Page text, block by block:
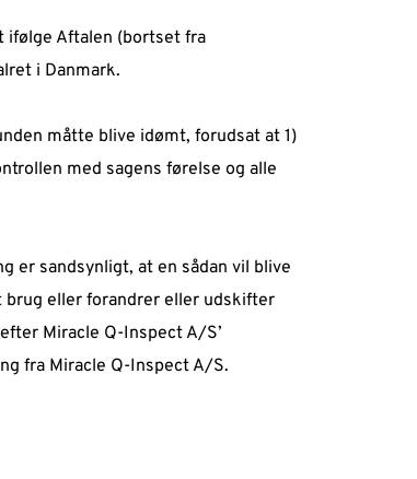
ifølge Aftalen (bortset fra
i Danmark.
måtte blive idømt, forudsat at 1)
med sagens førelse og alle
er sandsynligt, at en sådan vil blive
brug eller forandrer eller udskifter
Miracle Q-Inspect A/S’
fra Miracle Q-Inspect A/S.